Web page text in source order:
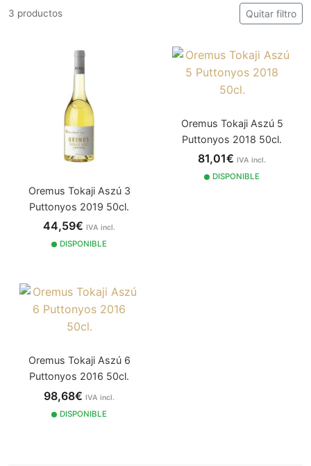
3 productos Quitar filtro
Oremus Tokaji Aszú 3
Puttonyos 2019 50cl.
44,59€ IVA incl.
DISPONIBLE
Oremus Tokaji Aszú 5
Puttonyos 2018 50cl.
81,01€ IVA incl.
DISPONIBLE
Oremus Tokaji Aszú 6
Puttonyos 2016 50cl.
98,68€ IVA incl.
DISPONIBLE